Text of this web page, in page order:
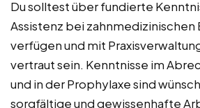
Du solltest über fundierte
Assistenz bei zahnmedizinischen
verfügen und mit
vertraut sein. Kenntnisse im
und in der Prophylaxe sind
sorgfältige und gewissenhafte